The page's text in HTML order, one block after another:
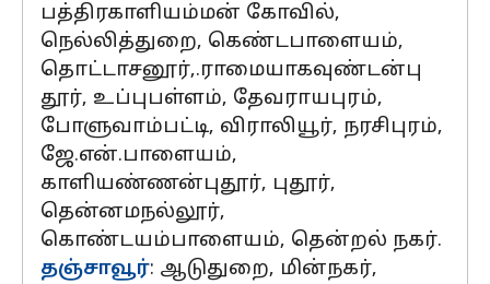
பத்திரகாளியம்மன் கோவில்,
நெல்லித்துறை, கெண்டபாளையம்,
தொட்டாசனூர்,.ராமையாகவுண்டன்பு
தூர், உப்புபள்ளம், தேவராயபுரம்,
போளுவாம்பட்டி, விராலியூர், நரசிபுரம்,
ஜே.என்.பாளையம்,
காளியண்ணன்புதூர், புதூர்,
தென்னமநல்லூர்,
கொண்டயம்பாளையம், தென்றல் நகர்.
தஞ்சாவூர்: ஆடுதுறை, மின்நகர்,